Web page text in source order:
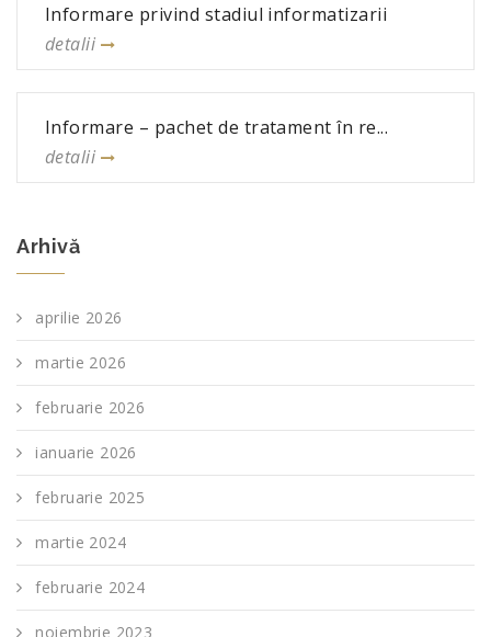
Informare privind stadiul informatizarii
detalii
Informare – pachet de tratament în re...
detalii
Arhivă
aprilie 2026
martie 2026
februarie 2026
ianuarie 2026
februarie 2025
martie 2024
februarie 2024
noiembrie 2023